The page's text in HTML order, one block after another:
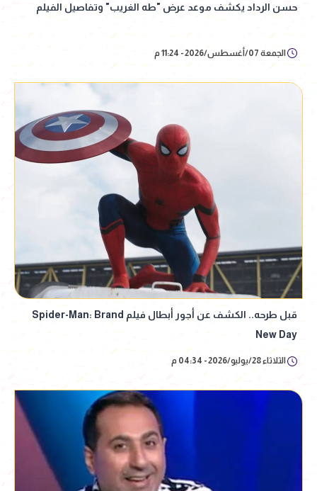
حسن الرداد يكشف موعد عرض "طه الغريب" وتفاصيل الفيلم
الجمعة 07/أغسطس/2026 - 11:24 م
قبل طرحه.. الكشف عن أجور أبطال فيلم Spider-Man: Brand
New Day
الثلاثاء 28/يوليو/2026 - 04:34 م